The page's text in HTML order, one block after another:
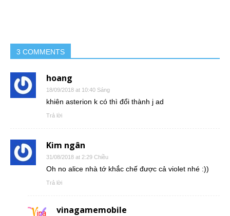
3 COMMENTS
hoang
18/09/2018 at 10:40 Sáng
khiên asterion k có thì đổi thành j ad
Trả lời
Kim ngân
31/08/2018 at 2:29 Chiều
Oh no alice nhà tớ khắc chế được cả violet nhé :))
Trả lời
vinagamemobile